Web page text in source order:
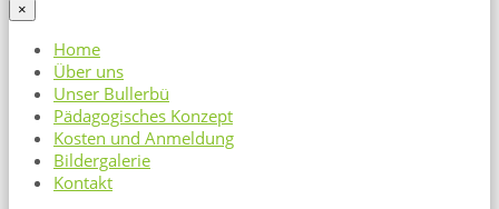
×
Home
Über uns
Unser Bullerbü
Pädagogisches Konzept
Kosten und Anmeldung
Bildergalerie
Kontakt